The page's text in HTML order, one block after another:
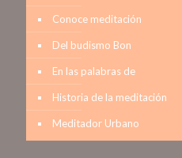
Conoce meditación
Del budismo Bon
En las palabras de
Historia de la meditación
Meditador Urbano